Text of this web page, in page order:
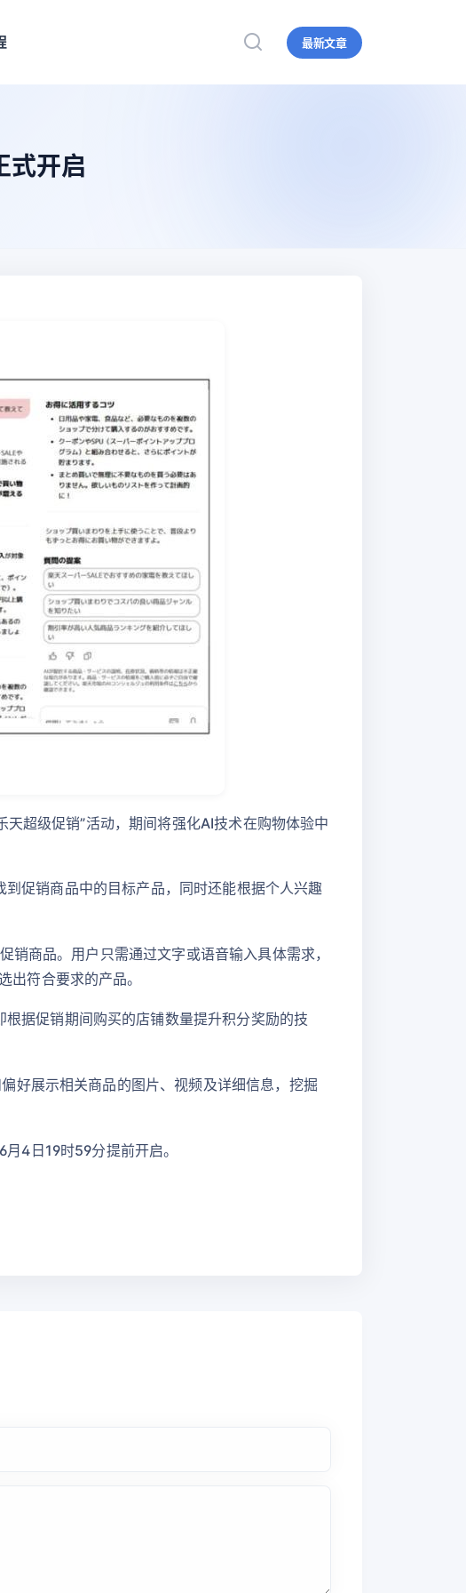
最新文章
式开启
超级促销”活动，期间将强化AI技术在购物体验中
促销商品中的目标产品，同时还能根据个人兴趣
商品。用户只需通过文字或语音输入具体需求，
出符合要求的产品。
据促销期间购买的店铺数量提升积分奖励的技
好展示相关商品的图片、视频及详细信息，挖掘
4日19时59分提前开启。